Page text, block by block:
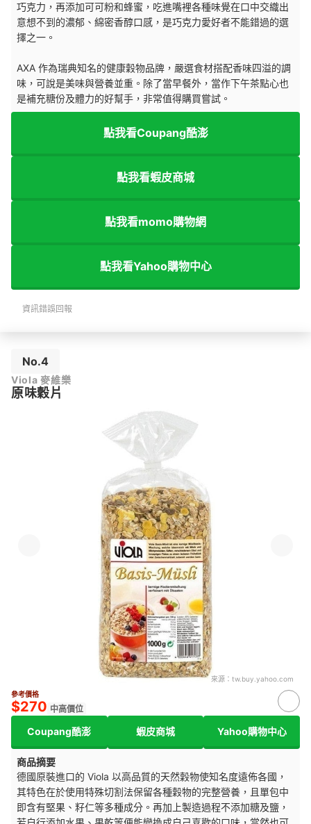
巧克力，再添加可可粉和蜂蜜，吃進嘴裡各種味覺在口中交織出
意想不到的濃郁、綿密香醇口感，是巧克力愛好者不能錯過的選
擇之一。
AXA 作為瑞典知名的健康穀物品牌，嚴選食材搭配香味四溢的調
味，可說是美味與營養並重。除了當早餐外，當作下午茶點心也
是補充糖份及體力的好幫手，非常值得購買嘗試。
點我看Coupang酷澎
點我看蝦皮商城
點我看momo購物網
點我看Yahoo購物中心
資訊錯誤回報
No.4
Viola 麥維樂
原味穀片
來源： tw.buy.yahoo.com
參考價格
$270 中高價位
Coupang酷澎 蝦皮商城 Yahoo購物中心
商品摘要
德國原裝進口的 Viola 以高品質的天然穀物使知名度遠佈各國，
其特色在於使用特殊切割法保留各種穀物的完整營養，且單包中
即含有堅果、籽仁等多種成分。再加上製造過程不添加糖及鹽，